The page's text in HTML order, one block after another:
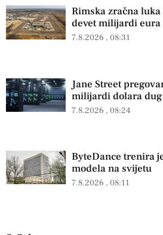
Rimska zračna
devet milijardi eura
7.8.2026 08:31
Jane Street
milijardi dolara
7.8.2026 08:24
ByteDance trenira
modela na svijetu
7.8.2026 08:11